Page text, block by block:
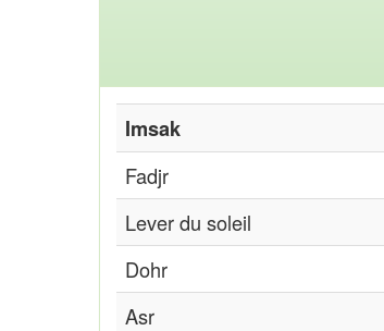
Imsak
Fadjr
Lever du soleil
Dohr
Asr